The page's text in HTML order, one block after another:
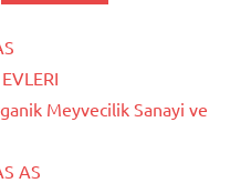
Meyvecilik Sanayi ve
AS